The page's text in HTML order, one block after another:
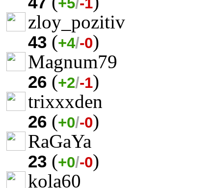
zloy_pozitiv
43 (+4/-0)
Magnum79
26 (+2/-1)
trixxxden
26 (+0/-0)
RaGaYa
23 (+0/-0)
kola60